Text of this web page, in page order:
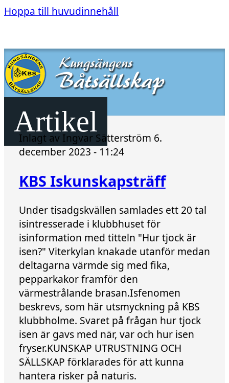
Hoppa till huvudinnehåll
Artikel
Inlagt av Ingvar Sätterström 6.
december 2023 - 11:24
KBS Iskunskapsträff
Under tisadgskvällen samlades ett 20 tal
isintresserade i klubbhuset för
isinformation med titteln "Hur tjock är
isen?" Viterkylan knakade utanför medan
deltagarna värmde sig med fika,
pepparkakor framför den
värmestrålande brasan.Isfenomen
beskrevs, som här utsmyckning på KBS
klubbholme. Svaret på frågan hur tjock
isen är gavs med när, var och hur isen
fryser.KUNSKAP UTRUSTNING OCH
SÄLLSKAP förklarades för att kunna
hantera risker på naturis.